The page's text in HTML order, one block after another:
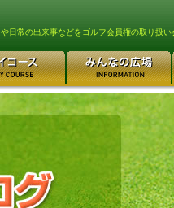
日常の出来事などをゴルフ会員権の取り扱